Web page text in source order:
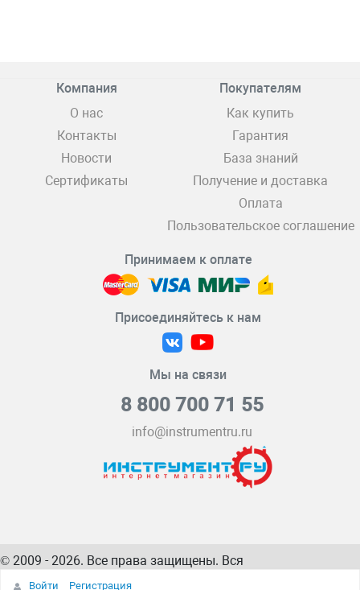
Компания
О нас
Контакты
Новости
Сертификаты
Покупателям
Как купить
Гарантия
База знаний
Получение и доставка
Оплата
Пользовательское соглашение
Принимаем к оплате
Присоединяйтесь к нам
Мы на связи
8 800 700 71 55
info@instrumentru.ru
© 2009 - 2026. Все права защищены. Вся
информация на сайте – собственность
Войти Регистрация